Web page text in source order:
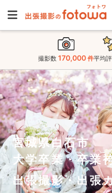
撮影数 170,000 件平均
宮城県白石市
大学卒業・卒業
出張撮影・出張